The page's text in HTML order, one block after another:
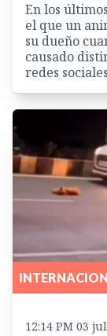
En los
el que un
su dueño
causado
redes
12:14 PM 03